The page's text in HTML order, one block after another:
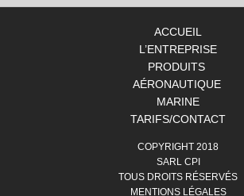
ACCUEIL
L’ENTREPRISE
PRODUITS
AÉRONAUTIQUE
MARINE
TARIFS/CONTACT
COPYRIGHT 2018
SARL CPI
TOUS DROITS RÉSERVÉS
MENTIONS LÉGALES